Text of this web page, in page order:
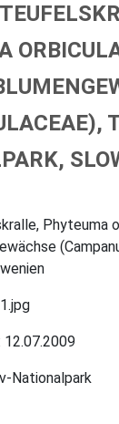
Phyteuma
Nationalpark